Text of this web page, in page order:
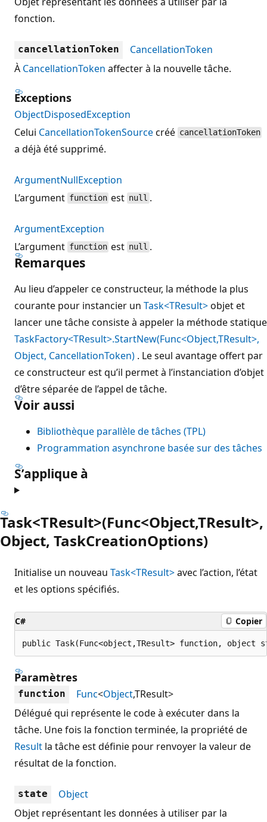
fonction.
cancellationToken
CancellationToken
À CancellationToken affecter à la nouvelle tâche.
Exceptions
ObjectDisposedException
Celui CancellationTokenSourcecréé cancellationToken
a déjà été supprimé.
ArgumentNullException
L’argument function est null .
ArgumentException
L’argument function est null .
Remarques
Au lieu d’appeler ce constructeur, la méthode la plus
courante pour instancier un Task<TResult>objet et
lancer une tâche consiste à appeler la méthode statique
TaskFactory<TResult>.StartNew(Func<Object,TResult>,
Object, CancellationToken) . Le seul avantage offert par
ce constructeur est qu’il permet à l’instanciation d’objet
d’être séparée de l’appel de tâche.
Voir aussi
Bibliothèque parallèle de tâches (TPL)
Programmation asynchrone basée sur des tâches
S’applique à
Task<TResult>(Func<Object,TResult>,
Object, TaskCreationOptions)
Initialise un nouveau Task<TResult>avec l’action, l’état
et les options spécifiés.
C# Copier
public Task(Func<object,TResult> function, object
Paramètres
function Func<Object,TResult>
Délégué qui représente le code à exécuter dans la
tâche. Une fois la fonction terminée, la propriété de
Result la tâche est définie pour renvoyer la valeur de
résultat de la fonction.
state
Object
Objet représentant les données à utiliser par la